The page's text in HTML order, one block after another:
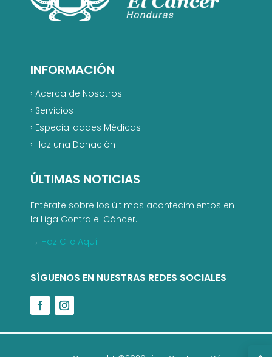
INFORMACIÓN
› Acerca de Nosotros
› Servicios
› Especialidades Médicas
› Haz una Donación
ÚLTIMAS NOTICIAS
Entérate sobre los últimos acontecimientos en
la Liga Contra el Cáncer.
→ Haz Clic Aquí
SÍGUENOS EN NUESTRAS REDES SOCIALES